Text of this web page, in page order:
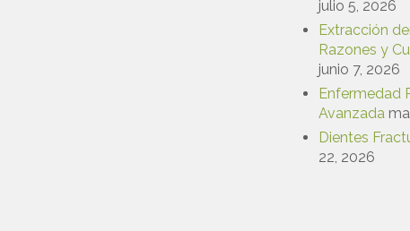
julio 5, 2026
Extracción
Razones y
junio 7, 2026
Enfermedad
Avanzada
Dientes
22, 2026